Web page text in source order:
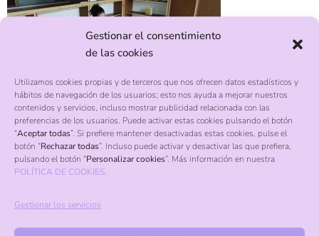
Gestionar el consentimiento
de las cookies
Utilizamos cookies propias y de terceros que nos ofrecen datos estadísticos y
hábitos de navegación de los usuarios; esto nos ayuda a mejorar nuestros
contenidos y servicios, incluso mostrar publicidad relacionada con las
preferencias de los usuarios. Puede activar estas cookies pulsando el botón
“Aceptar todas”. Si prefiere mantener desactivadas estas cookies, pulse el
botón “Rechazar todas”. Incluso puede activar y desactivar las que prefiera,
pulsando el botón “Personalizar cookies”. Más información en nuestra
POLÍTICA DE COOKIES.
Gestionar los servicios
Contacto
Calle 600, 3, La Cañada, Valencia, 46182